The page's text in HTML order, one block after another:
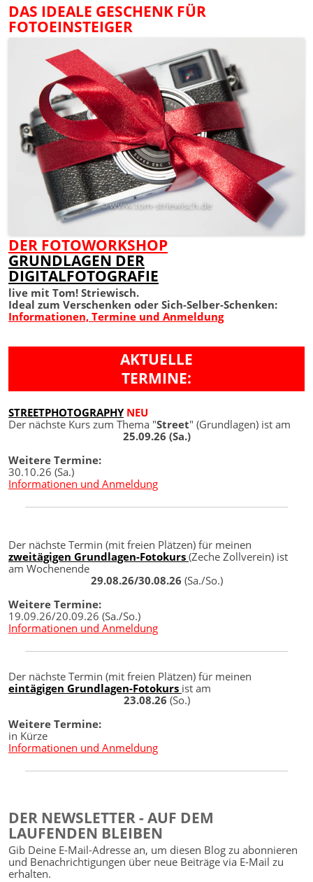
DAS IDEALE GESCHENK FÜR
FOTOEINSTEIGER
DER FOTOWORKSHOP
GRUNDLAGEN DER
DIGITALFOTOGRAFIE
live mit Tom! Striewisch.
Ideal zum Verschenken oder Sich-Selber-Schenken:
Informationen, Termine und Anmeldung
AKTUELLE
TERMINE:
STREETPHOTOGRAPHY NEU
Der nächste Kurs zum Thema "Street" (Grundlagen) ist am
25.09.26 (Sa.)
Weitere Termine:
30.10.26 (Sa.)
Informationen und Anmeldung
Der nächste Termin (mit freien Plätzen) für meinen
zweitägigen Grundlagen-Fotokurs (Zeche Zollverein) ist
am Wochenende
29.08.26/30.08.26 (Sa./So.)
Weitere Termine:
19.09.26/20.09.26 (Sa./So.)
Informationen und Anmeldung
Der nächste Termin (mit freien Plätzen) für meinen
eintägigen Grundlagen-Fotokurs ist am
23.08.26 (So.)
Weitere Termine:
in Kürze
Informationen und Anmeldung
DER NEWSLETTER - AUF DEM
LAUFENDEN BLEIBEN
Gib Deine E-Mail-Adresse an, um diesen Blog zu abonnieren
und Benachrichtigungen über neue Beiträge via E-Mail zu
erhalten.